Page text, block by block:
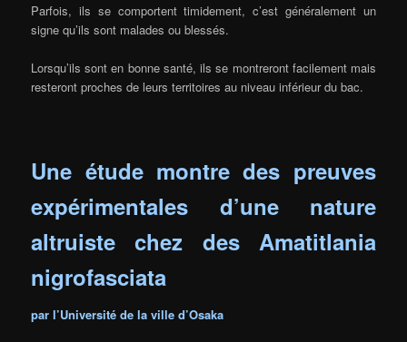
Parfois, ils se comportent timidement, c’est généralement un
signe qu’ils sont malades ou blessés.
Lorsqu’ils sont en bonne santé, ils se montreront facilement mais
resteront proches de leurs territoires au niveau inférieur du bac.
Une étude montre des preuves
expérimentales d’une nature
altruiste chez des Amatitlania
nigrofasciata
par l’Université de la ville d’Osaka